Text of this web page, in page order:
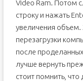
Video Ram. Потом
строку и нажать
увеличения объем.
перезагрузки
после
лучше вернуть
стоит помнить, что